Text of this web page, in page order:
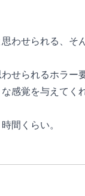
わせられる、そ
せられるホラー要
感覚を与えてくれ
間くらい。